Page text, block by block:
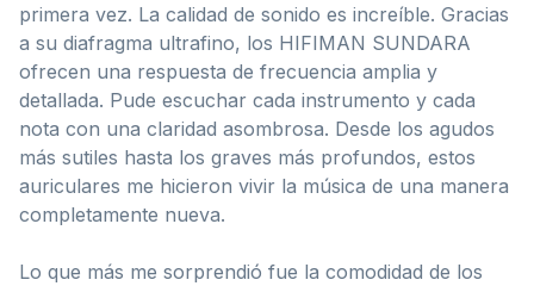
primera vez. La calidad de sonido es increíble. Gracias
a su diafragma ultrafino, los HIFIMAN SUNDARA
ofrecen una respuesta de frecuencia amplia y
detallada. Pude escuchar cada instrumento y cada
nota con una claridad asombrosa. Desde los agudos
más sutiles hasta los graves más profundos, estos
auriculares me hicieron vivir la música de una manera
completamente nueva.
Lo que más me sorprendió fue la comodidad de los